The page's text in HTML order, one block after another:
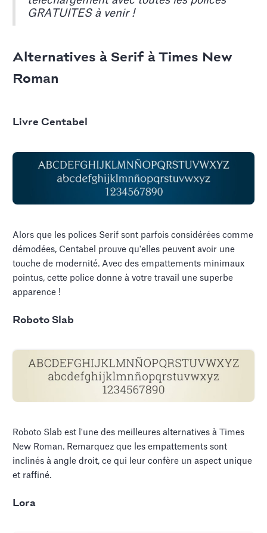
GRATUITES à venir !
Alternatives à Serif à Times New
Roman
Livre Centabel
Alors que les polices Serif sont parfois considérées comme
démodées, Centabel prouve qu'elles peuvent avoir une
touche de modernité. Avec des empattements minimaux
pointus, cette police donne à votre travail une superbe
apparence !
Roboto Slab
Roboto Slab est l'une des meilleures alternatives à Times
New Roman. Remarquez que les empattements sont
inclinés à angle droit, ce qui leur confère un aspect unique
et raffiné.
Lora